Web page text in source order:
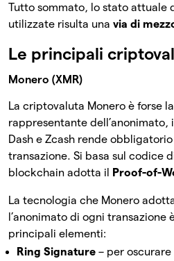
Tutto sommato, lo stato attuale
utilizzate risulta una via di
Le principali
Monero (XMR)
La criptovaluta Monero è forse
rappresentante
Dash e Zcash rende
transazione. Si basa sul codice
blockchain adotta il
Proof-of-
La tecnologia che Monero
l’anonimato di ogni transazione
principali elementi:
Ring Signature – per